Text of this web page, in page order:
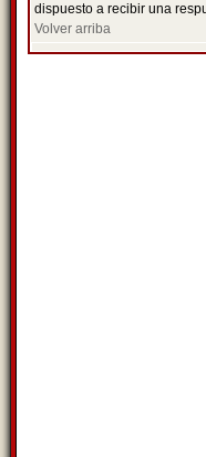
dispuesto a recibir una
Volver arriba